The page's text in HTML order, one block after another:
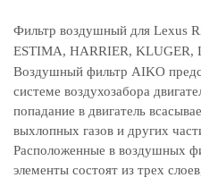
Фильтр воздушный для Lexus
ESTIMA, HARRIER, KLUGER,
Воздушный фильтр AIKO
системе воздухозабора
попадание в двигатель
выхлопных газов и других
Расположенные в воздушных
элементы состоят из трех